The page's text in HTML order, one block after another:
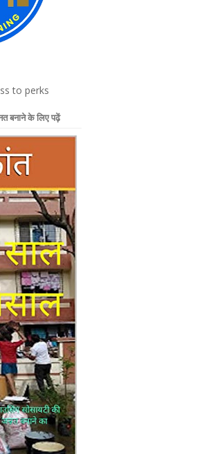
to perks
बनाने के लिए पढ़ें